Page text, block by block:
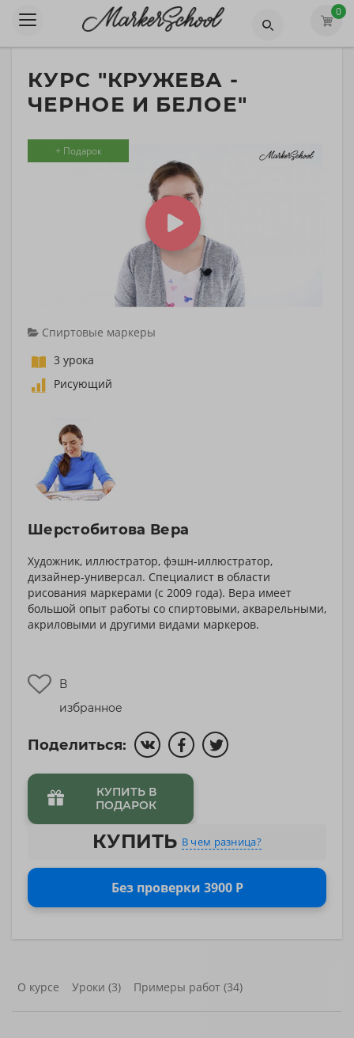
0
КУРС "КРУЖЕВА -
ЧЕРНОЕ И БЕЛОЕ"
+ Подарок
Спиртовые маркеры
3 урока
Рисующий
Шерстобитова Вера
Художник, иллюстратор, фэшн-иллюстратор,
дизайнер-универсал. Специалист в области
рисования маркерами (с 2009 года). Вера имеет
большой опыт работы со спиртовыми, акварельными,
акриловыми и другими видами маркеров.
Поделиться:
В
избранное
КУПИТЬ В
ПОДАРОК
КУПИТЬ В чем разница?
Без проверки 3900 Р
О курсе Уроки (3) Примеры работ (34)